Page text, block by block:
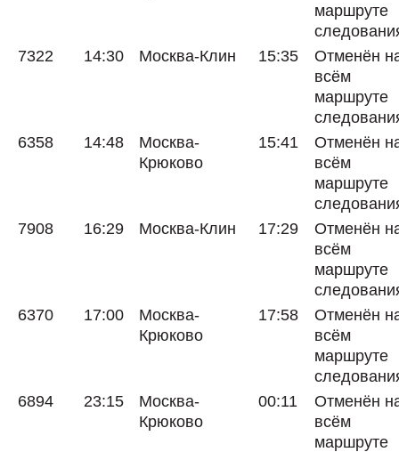
маршруте
7322
14:30 Москва-Клин 15:35
Отменён
всём
маршруте
6358
14:48
Москва-
Крюково
15:41
Отменён
всём
маршруте
7908
16:29 Москва-Клин 17:29
Отменён
всём
маршруте
6370
17:00
Москва-
Крюково
17:58
Отменён
всём
маршруте
6894
23:15
Москва-
Крюково
00:11
Отменён
всём
маршруте